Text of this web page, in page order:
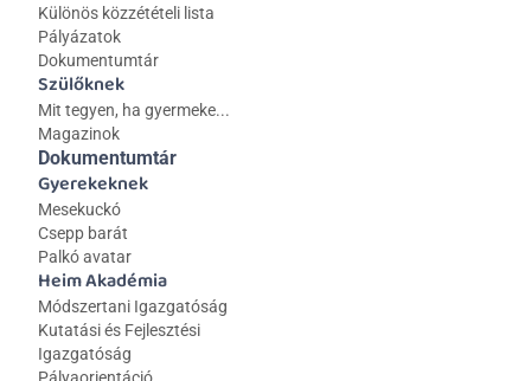
Különös közzétételi lista
Pályázatok
Dokumentumtár
Szülőknek
Mit tegyen, ha gyermeke...
Magazinok
Gyerekeknek
Mesekuckó
Csepp barát
Palkó avatar
Heim Akadémia
Módszertani Igazgatóság
Kutatási és Fejlesztési
Igazgatóság
Dokumentumtár